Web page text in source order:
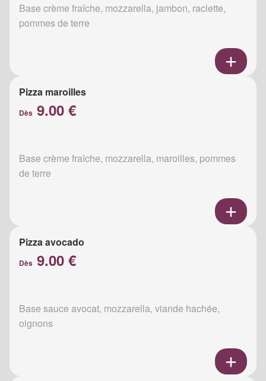
Base crème fraîche, mozzarella, jambon, raclette,
pommes de terre
Pizza maroilles
Dès 9.00 €
Base crème fraîche, mozzarella, maroilles, pommes
de terre
Pizza avocado
Dès 9.00 €
Base sauce avocat, mozzarella, viande hachée,
oignons